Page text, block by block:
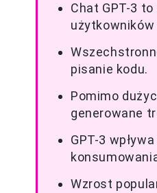
Chat GPT-3
pisanie kodu.
Pomimo
generowane
GPT-3
Wzrost